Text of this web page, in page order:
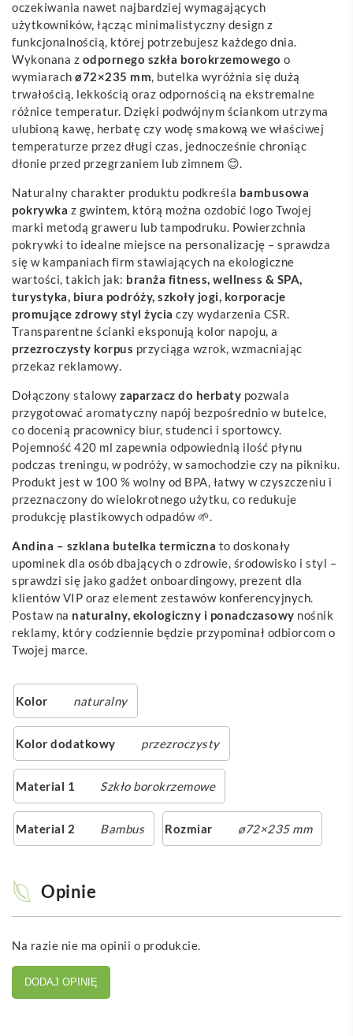
oczekiwania nawet najbardziej wymagających
użytkowników, łącząc minimalistyczny design z
funkcjonalnością, której potrzebujesz każdego dnia.
Wykonana z odpornego szkła borokrzemowego o
wymiarach ø72×235 mm, butelka wyróżnia się dużą
trwałością, lekkością oraz odpornością na ekstremalne
różnice temperatur. Dzięki podwójnym ściankom utrzyma
ulubioną kawę, herbatę czy wodę smakową we właściwej
temperaturze przez długi czas, jednocześnie chroniąc
dłonie przed przegrzaniem lub zimnem 😊.
Naturalny charakter produktu podkreśla bambusowa
pokrywka z gwintem, którą można ozdobić logo Twojej
marki metodą graweru lub tampodruku. Powierzchnia
pokrywki to idealne miejsce na personalizację – sprawdza
się w kampaniach firm stawiających na ekologiczne
wartości, takich jak: branża fitness, wellness & SPA,
turystyka, biura podróży, szkoły jogi, korporacje
promujące zdrowy styl życia czy wydarzenia CSR.
Transparentne ścianki eksponują kolor napoju, a
przezroczysty korpus przyciąga wzrok, wzmacniając
przekaz reklamowy.
Dołączony stalowy zaparzacz do herbaty pozwala
przygotować aromatyczny napój bezpośrednio w butelce,
co docenią pracownicy biur, studenci i sportowcy.
Pojemność 420 ml zapewnia odpowiednią ilość płynu
podczas treningu, w podróży, w samochodzie czy na pikniku.
Produkt jest w 100 % wolny od BPA, łatwy w czyszczeniu i
przeznaczony do wielokrotnego użytku, co redukuje
produkcję plastikowych odpadów 🌱.
Andina – szklana butelka termiczna to doskonały
upominek dla osób dbających o zdrowie, środowisko i styl –
sprawdzi się jako gadżet onboardingowy, prezent dla
klientów VIP oraz element zestawów konferencyjnych.
Postaw na naturalny, ekologiczny i ponadczasowy nośnik
reklamy, który codziennie będzie przypominał odbiorcom o
Twojej marce.
Kolor naturalny
Kolor dodatkowy przezroczysty
Material 1 Szkło borokrzemowe
Material 2 Bambus Rozmiar ø72×235 mm
Opinie
Na razie nie ma opinii o produkcie.
DODAJ OPINIĘ